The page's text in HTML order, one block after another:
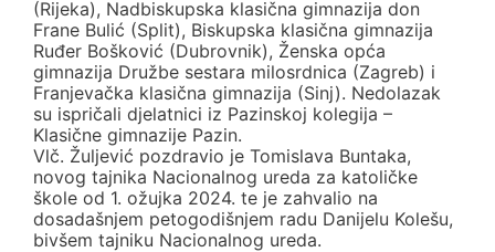
(Rijeka), Nadbiskupska klasična gimnazija don
Frane Bulić (Split), Biskupska klasična gimnazija
Ruđer Bošković (Dubrovnik), Ženska opća
gimnazija Družbe sestara milosrdnica (Zagreb) i
Franjevačka klasična gimnazija (Sinj). Nedolazak
su ispričali djelatnici iz Pazinskoj kolegija –
Klasične gimnazije Pazin.
Vlč. Žuljević pozdravio je Tomislava Buntaka,
novog tajnika Nacionalnog ureda za katoličke
škole od 1. ožujka 2024. te je zahvalio na
dosadašnjem petogodišnjem radu Danijelu Kolešu,
bivšem tajniku Nacionalnog ureda.